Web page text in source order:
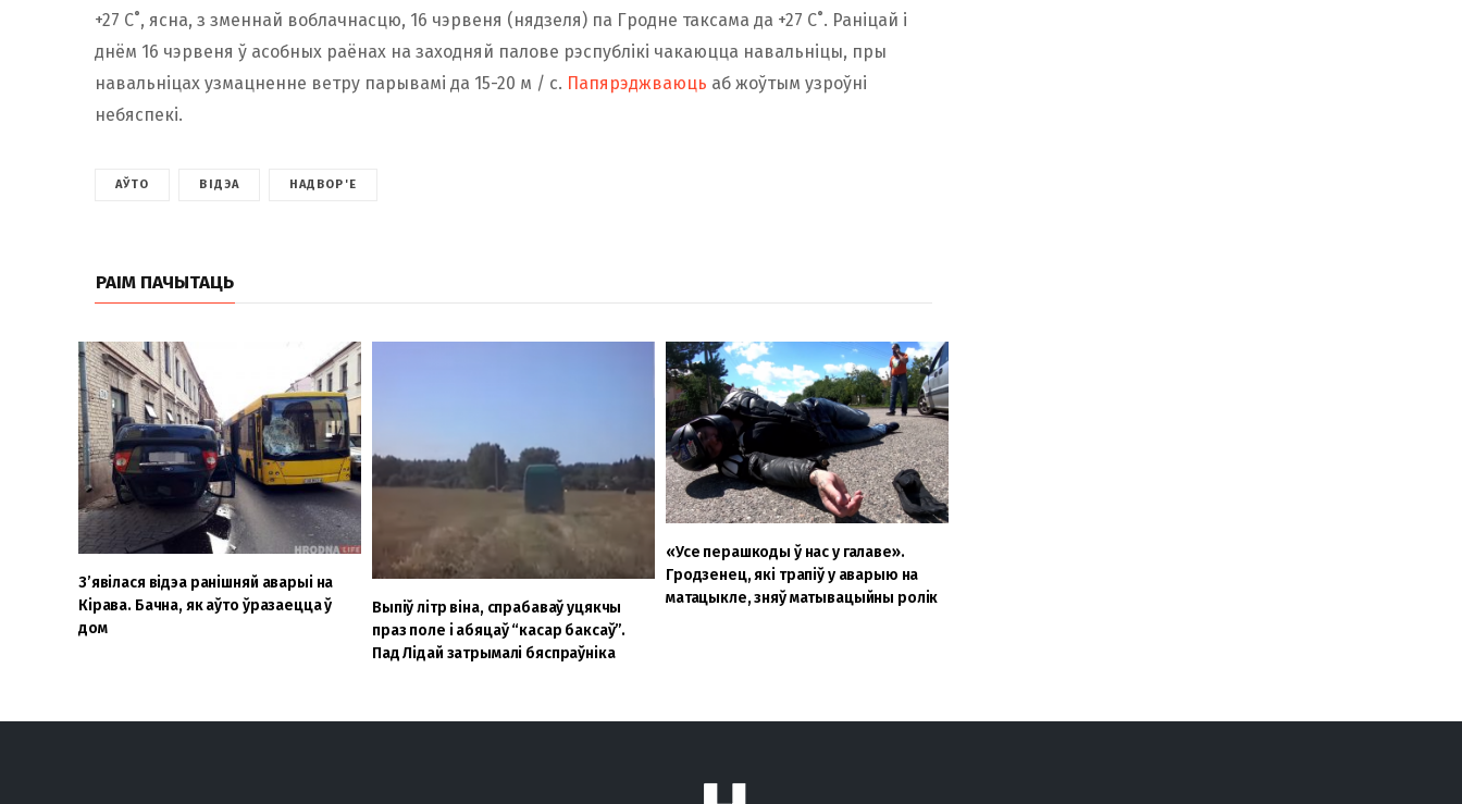
+27 С˚, ясна, з зменнай воблачнасцю, 16 чэрвеня (нядзеля) па Гродне таксама да +27 С˚. Раніцай і
днём 16 чэрвеня ў асобных раёнах на заходняй палове рэспублікі чакаюцца навальніцы, пры
навальніцах узмацненне ветру парывамі да 15-20 м / с. Папярэджваюць аб жоўтым узроўні
небяспекі.
АЎТО ВІДЭА НАДВОР'Е
РАІМ ПАЧЫТАЦЬ
З’явілася відэа ранішняй аварыі на
Кірава. Бачна, як аўто ўразаецца ў
дом
Выпіў літр віна, спрабаваў уцякчы
праз поле і абяцаў “касар баксаў”.
Пад Лідай затрымалі бяспраўніка
«Усе перашкоды ў нас у галаве».
Гродзенец, які трапіў у аварыю на
матацыкле, зняў матывацыйны ролік